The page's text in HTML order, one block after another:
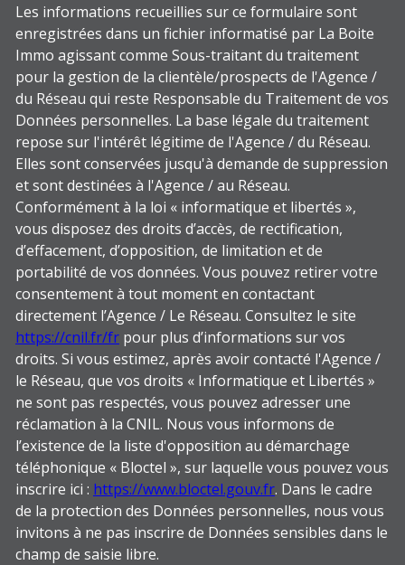
Les informations recueillies sur ce formulaire sont
enregistrées dans un fichier informatisé par La Boite
Immo agissant comme Sous-traitant du traitement
pour la gestion de la clientèle/prospects de l'Agence /
du Réseau qui reste Responsable du Traitement de vos
Données personnelles. La base légale du traitement
repose sur l'intérêt légitime de l'Agence / du Réseau.
Elles sont conservées jusqu'à demande de suppression
et sont destinées à l'Agence / au Réseau.
Conformément à la loi « informatique et libertés »,
vous disposez des droits d’accès, de rectification,
d’effacement, d’opposition, de limitation et de
portabilité de vos données. Vous pouvez retirer votre
consentement à tout moment en contactant
directement l’Agence / Le Réseau. Consultez le site
https://cnil.fr/fr pour plus d’informations sur vos
droits. Si vous estimez, après avoir contacté l'Agence /
le Réseau, que vos droits « Informatique et Libertés »
ne sont pas respectés, vous pouvez adresser une
réclamation à la CNIL. Nous vous informons de
l’existence de la liste d'opposition au démarchage
téléphonique « Bloctel », sur laquelle vous pouvez vous
inscrire ici : https://www.bloctel.gouv.fr. Dans le cadre
de la protection des Données personnelles, nous vous
invitons à ne pas inscrire de Données sensibles dans le
champ de saisie libre.